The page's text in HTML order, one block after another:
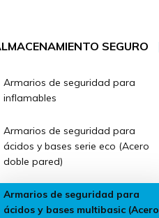
SEGURO
Armarios de seguridad para
inflamables
Armarios de seguridad para
ácidos y bases serie eco (Acero
doble pared)
Armarios de seguridad para
ácidos y bases multibasic (Acero